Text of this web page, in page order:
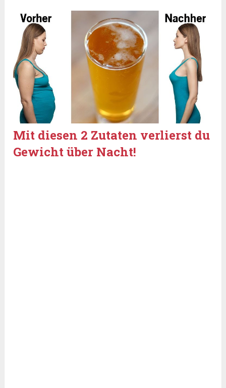
Mit diesen 2 Zutaten verlierst du
Gewicht über Nacht!